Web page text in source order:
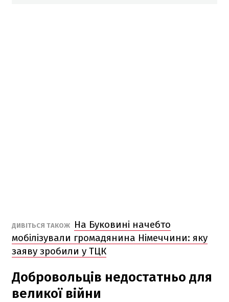
ДИВІТЬСЯ ТАКОЖ
На Буковині начебто
мобілізували громадянина Німеччини: яку
заяву зробили у ТЦК
Добровольців недостатньо для
великої війни